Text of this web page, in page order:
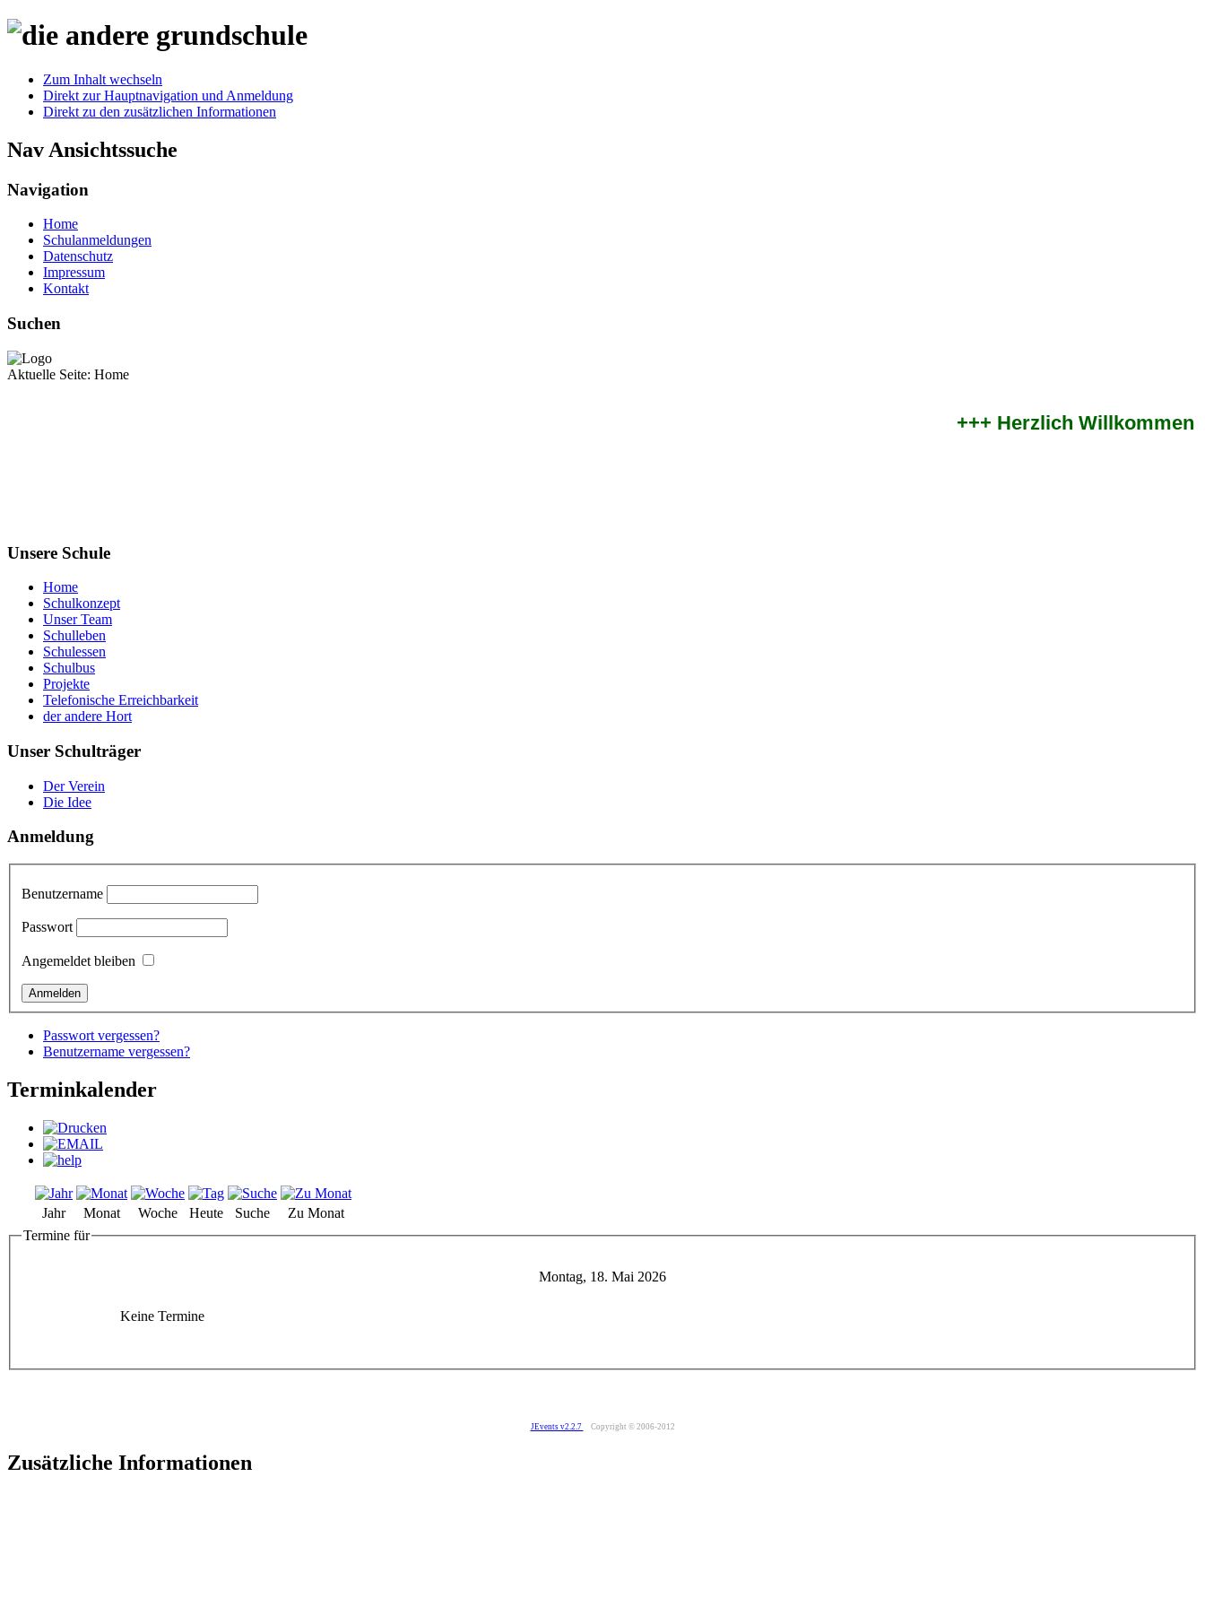
Zum Inhalt wechseln
Direkt zur Hauptnavigation und Anmeldung
Direkt zu den zusätzlichen Informationen
Nav Ansichtssuche
Navigation
Home
Schulanmeldungen
Datenschutz
Impressum
Kontakt
Suchen
Aktuelle Seite: Home
+++ Herzlich Willkommen
Unsere Schule
Home
Schulkonzept
Unser Team
Schulleben
Schulessen
Schulbus
Projekte
Telefonische Erreichbarkeit
der andere Hort
Unser Schulträger
Der Verein
Die Idee
Anmeldung
Benutzername
Passwort
Angemeldet bleiben
Passwort vergessen?
Benutzername vergessen?
Terminkalender
Jahr Monat Woche Heute Suche
Zu Monat
Termine für
Montag, 18. Mai 2026
Keine Termine
JEvents v2.2.7 Copyright © 2006-2012
Zusätzliche Informationen